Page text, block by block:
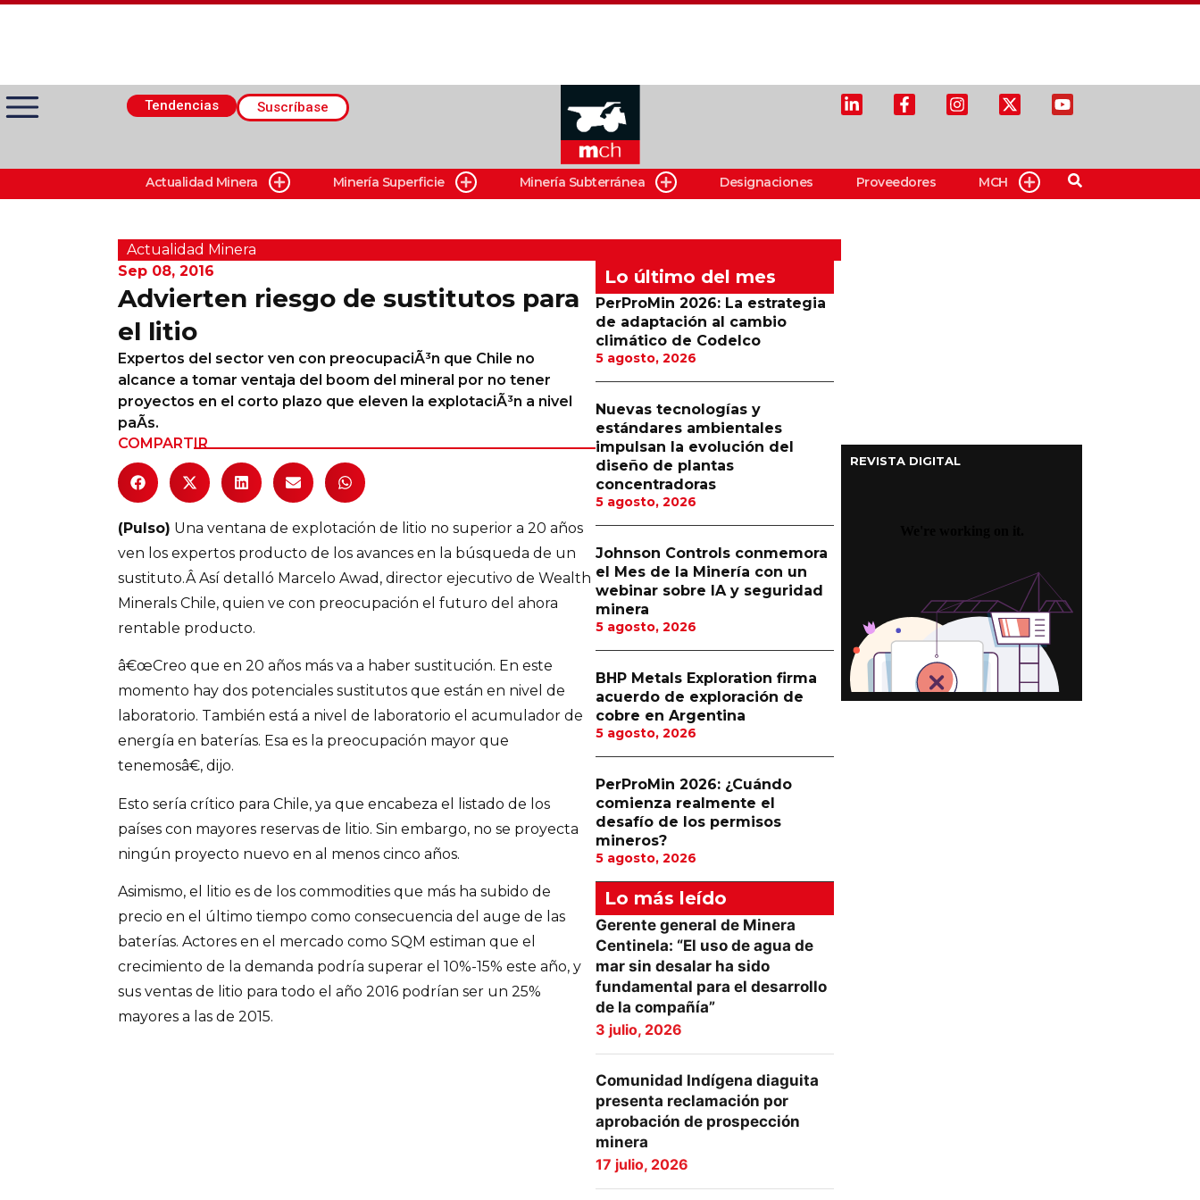
Tendencias Suscríbase
Actualidad Minera
Minería Superficie
Minerí­a Subterránea
Columnas de Opinión
Calendario de Eventos
Actualidad Minera Minería Superficie Minería Subterránea Designaciones Proveedores MCH
Actualidad Minera
Sep 08, 2016
Advierten riesgo de sustitutos para
el litio
Expertos del sector ven con preocupaciÃ³n que Chile no
alcance a tomar ventaja del boom del mineral por no tener
proyectos en el corto plazo que eleven la explotaciÃ³n a nivel
paÃ­s.
COMPARTIR
(Pulso) Una ventana de explotación de litio no superior a 20 años
ven los expertos producto de los avances en la búsqueda de un
sustituto.Â Así detalló Marcelo Awad, director ejecutivo de Wealth
Minerals Chile, quien ve con preocupación el futuro del ahora
rentable producto.
â€œCreo que en 20 años más va a haber sustitución. En este
momento hay dos potenciales sustitutos que están en nivel de
laboratorio. También está a nivel de laboratorio el acumulador de
energía en baterías. Esa es la preocupación mayor que
tenemosâ€, dijo.
Esto sería crítico para Chile, ya que encabeza el listado de los
países con mayores reservas de litio. Sin embargo, no se proyecta
ningún proyecto nuevo en al menos cinco años.
Asimismo, el litio es de los commodities que más ha subido de
precio en el último tiempo como consecuencia del auge de las
baterías. Actores en el mercado como SQM estiman que el
crecimiento de la demanda podría superar el 10%-15% este año, y
sus ventas de litio para todo el año 2016 podrían ser un 25%
mayores a las de 2015.
Lo último del mes
PerProMin 2026: La estrategia
de adaptación al cambio
climático de Codelco
5 agosto, 2026
Nuevas tecnologías y
estándares ambientales
impulsan la evolución del
diseño de plantas
concentradoras
5 agosto, 2026
Johnson Controls conmemora
el Mes de la Minería con un
webinar sobre IA y seguridad
minera
5 agosto, 2026
BHP Metals Exploration firma
acuerdo de exploración de
cobre en Argentina
5 agosto, 2026
PerProMin 2026: ¿Cuándo
comienza realmente el
desafío de los permisos
mineros?
5 agosto, 2026
Lo más leído
Gerente general de Minera
Centinela: “El uso de agua de
mar sin desalar ha sido
fundamental para el desarrollo
de la compañía”
3 julio, 2026
Comunidad Indígena diaguita
presenta reclamación por
aprobación de prospección
minera
17 julio, 2026
REVISTA DIGITAL